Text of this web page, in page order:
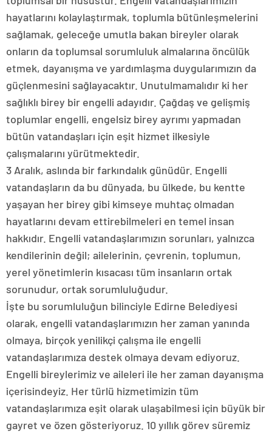
hayatlarını kolaylaştırmak, toplumla bütünleşmelerini
sağlamak, geleceğe umutla bakan bireyler olarak
onların da toplumsal sorumluluk almalarına öncülük
etmek, dayanışma ve yardımlaşma duygularımızın da
güçlenmesini sağlayacaktır. Unutulmamalıdır ki her
sağlıklı birey bir engelli adayıdır. Çağdaş ve gelişmiş
toplumlar engelli, engelsiz birey ayrımı yapmadan
bütün vatandaşları için eşit hizmet ilkesiyle
çalışmalarını yürütmektedir.
3 Aralık, aslında bir farkındalık günüdür. Engelli
vatandaşların da bu dünyada, bu ülkede, bu kentte
yaşayan her birey gibi kimseye muhtaç olmadan
hayatlarını devam ettirebilmeleri en temel insan
hakkıdır. Engelli vatandaşlarımızın sorunları, yalnızca
kendilerinin değil; ailelerinin, çevrenin, toplumun,
yerel yönetimlerin kısacası tüm insanların ortak
sorunudur, ortak sorumluluğudur.
İşte bu sorumluluğun bilinciyle Edirne Belediyesi
olarak, engelli vatandaşlarımızın her zaman yanında
olmaya, birçok yenilikçi çalışma ile engelli
vatandaşlarımıza destek olmaya devam ediyoruz.
Engelli bireylerimiz ve aileleri ile her zaman dayanışma
içerisindeyiz. Her türlü hizmetimizin tüm
vatandaşlarımıza eşit olarak ulaşabilmesi için büyük bir
gayret ve özen gösteriyoruz. 10 yıllık görev süremiz